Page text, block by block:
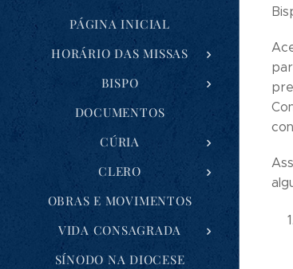
PÁGINA INICIAL
HORÁRIO DAS MISSAS
BISPO
DOCUMENTOS
CÚRIA
CLERO
OBRAS E MOVIMENTOS
VIDA CONSAGRADA
SÍNODO NA DIOCESE